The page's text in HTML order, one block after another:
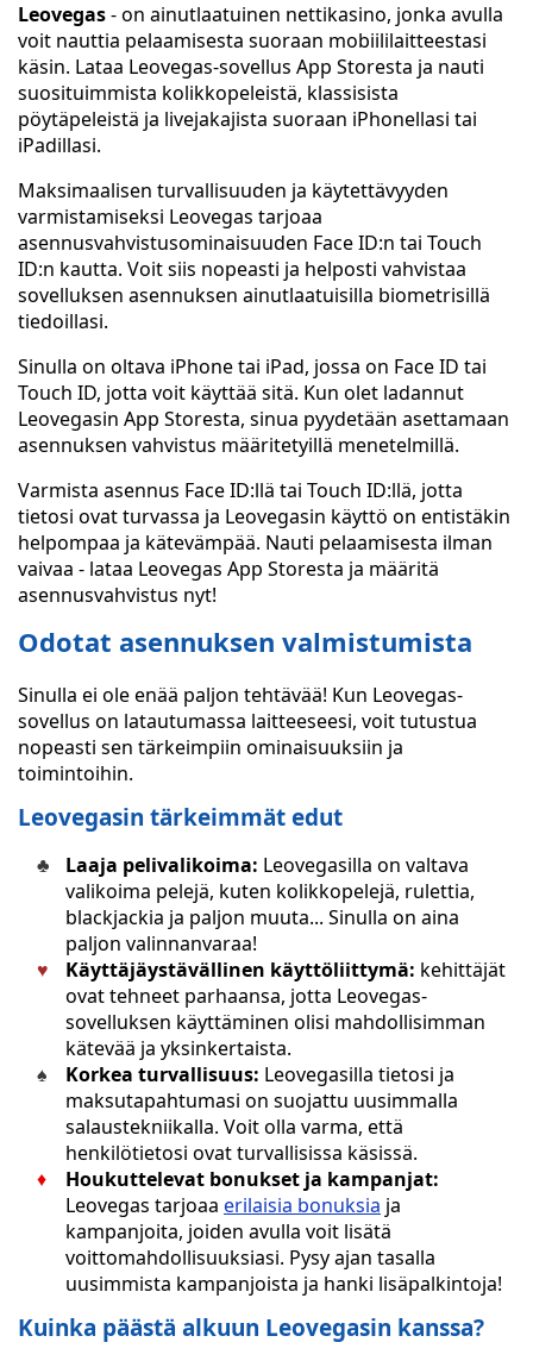
Leovegas- on ainutlaatuinen nettikasino, jonka avulla
voit nauttia pelaamisesta suoraan mobiililaitteestasi
käsin. Lataa Leovegas-sovellus App Storesta ja nauti
suosituimmista kolikkopeleistä, klassisista
pöytäpeleistä ja livejakajista suoraan iPhonellasi tai
iPadillasi.
Maksimaalisen turvallisuuden ja käytettävyyden
varmistamiseksi Leovegas tarjoaa
asennusvahvistusominaisuuden Face ID:n tai Touch
ID:n kautta. Voit siis nopeasti ja helposti vahvistaa
sovelluksen asennuksen ainutlaatuisilla biometrisillä
tiedoillasi.
Sinulla on oltava iPhone tai iPad, jossa on Face ID tai
Touch ID, jotta voit käyttää sitä. Kun olet ladannut
Leovegasin App Storesta, sinua pyydetään asettamaan
asennuksen vahvistus määritetyillä menetelmillä.
Varmista asennus Face ID:llä tai Touch ID:llä, jotta
tietosi ovat turvassa ja Leovegasin käyttö on entistäkin
helpompaa ja kätevämpää. Nauti pelaamisesta ilman
vaivaa - lataa Leovegas App Storesta ja määritä
asennusvahvistus nyt!
Odotat asennuksen valmistumista
Sinulla ei ole enää paljon tehtävää! Kun Leovegas-
sovellus on latautumassa laitteeseesi, voit tutustua
nopeasti sen tärkeimpiin ominaisuuksiin ja
toimintoihin.
Leovegasin tärkeimmät edut
Laaja pelivalikoima: Leovegasilla on valtava
valikoima pelejä, kuten kolikkopelejä, rulettia,
blackjackia ja paljon muuta... Sinulla on aina
paljon valinnanvaraa!
Käyttäjäystävällinen käyttöliittymä: kehittäjät
ovat tehneet parhaansa, jotta Leovegas-
sovelluksen käyttäminen olisi mahdollisimman
kätevää ja yksinkertaista.
Korkea turvallisuus: Leovegasilla tietosi ja
maksutapahtumasi on suojattu uusimmalla
salaustekniikalla. Voit olla varma, että
henkilötietosi ovat turvallisissa käsissä.
Houkuttelevat bonukset ja kampanjat:
Leovegas tarjoaa erilaisia bonuksia ja
kampanjoita, joiden avulla voit lisätä
voittomahdollisuuksiasi. Pysy ajan tasalla
uusimmista kampanjoista ja hanki lisäpalkintoja!
Kuinka päästä alkuun Leovegasin kanssa?